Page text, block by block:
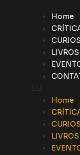
Home
Home